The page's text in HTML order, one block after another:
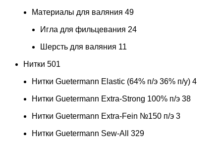
Материалы для валяния 49
Игла для фильцевания 24
Шерсть для валяния 11
Нитки 501
Нитки Guetermann Elastic (64% п/э 36% п/у) 4
Нитки Guetermann Extra-Strong 100% п/э 38
Нитки Guetermann Extra-Fein №150 п/э 3
Нитки Guetermann Sew-All 329